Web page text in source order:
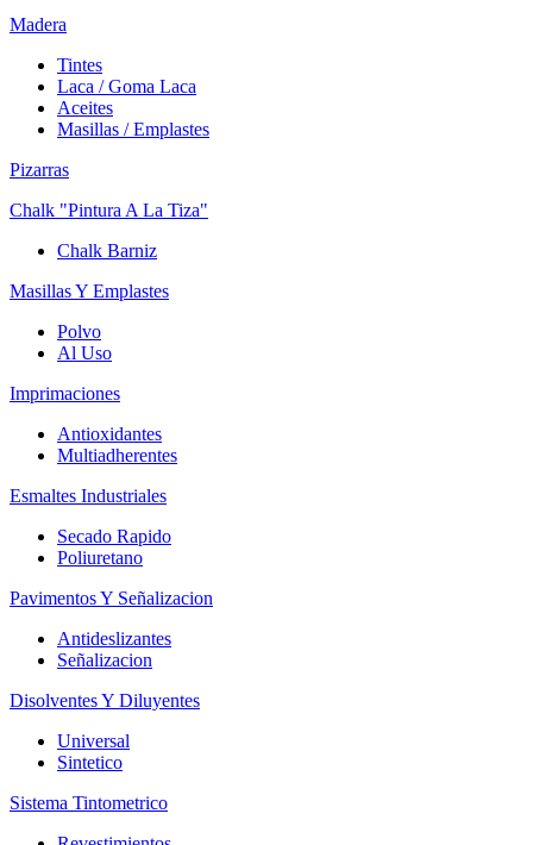
Madera
Tintes
Laca / Goma Laca
Aceites
Masillas / Emplastes
Pizarras
Chalk "Pintura A La Tiza"
Chalk Barniz
Masillas Y Emplastes
Polvo
Al Uso
Imprimaciones
Antioxidantes
Multiadherentes
Esmaltes Industriales
Secado Rapido
Poliuretano
Pavimentos Y Señalizacion
Antideslizantes
Señalizacion
Disolventes Y Diluyentes
Universal
Sintetico
Sistema Tintometrico